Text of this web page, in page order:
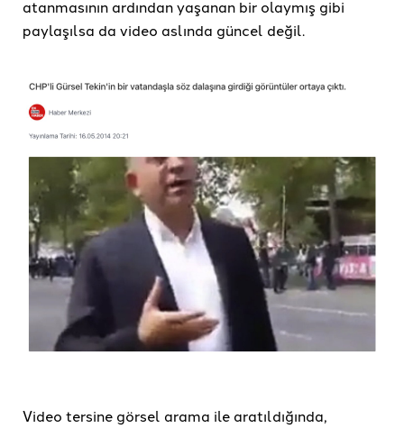
atanmasının ardından yaşanan bir olaymış gibi
paylaşılsa da video aslında güncel değil.
Video tersine görsel arama ile aratıldığında,